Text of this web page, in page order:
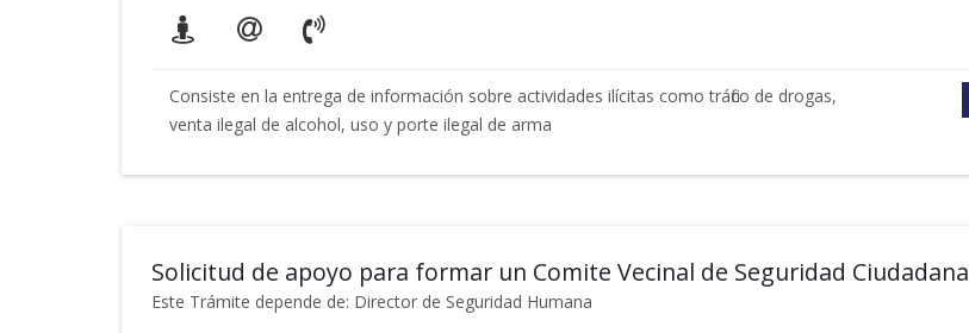
Consiste en la entrega de información sobre actividades ilícitas como tráfico de drogas,
venta ilegal de alcohol, uso y porte ilegal de arma
Solicitud de apoyo para formar un Comite Vecinal de Seguridad Ciudadana
Este Trámite depende de: Director de Seguridad Humana